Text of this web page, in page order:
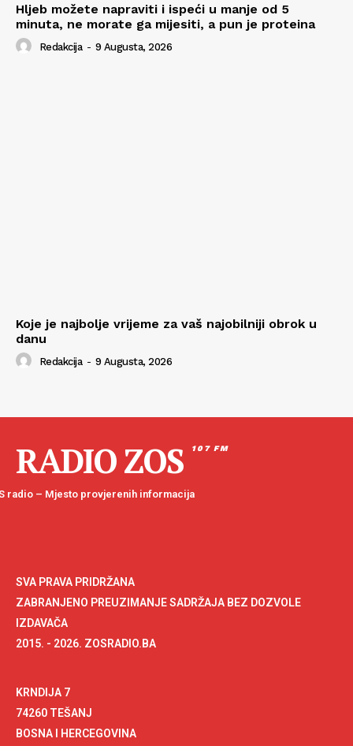
Hljeb možete napraviti i ispeći u manje od 5
minuta, ne morate ga mijesiti, a pun je proteina
Redakcija - 9 Augusta, 2026
Koje je najbolje vrijeme za vaš najobilniji obrok u
danu
Redakcija - 9 Augusta, 2026
RADIO ZOS 107 FM
radio – Mjesto provjerenih informacija
SVA PRAVA PRIDRŽANA
ZABRANJENO PREUZIMANJE SADRŽAJA BEZ DOZVOLE
IZDAVAČA
2015. - 2026. ZOSRADIO.BA
KRNDIJA 7
74260 TEŠANJ
BOSNA I HERCEGOVINA